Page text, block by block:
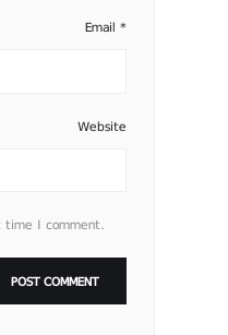
Email *
Website
time I comment.